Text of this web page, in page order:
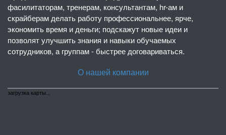
загрузка карты...
фасилитаторам, тренерам, консультантам, hr-ам и
скрайберам делать работу профессиональнее, ярче,
экономить время и деньги; подскажут новые идеи и
позволят улучшить знания и навыки обучаемых
сотрудников, а группам - быстрее договариваться.
О нашей компании